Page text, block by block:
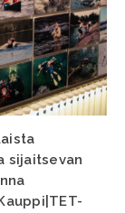
sijaitsevan